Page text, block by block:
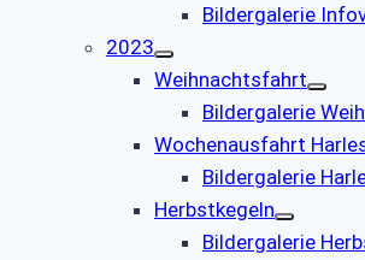
Bildergalerie
2023
Weihnachtsfahrt
Bildergalerie
Wochenausfahrt
Bildergalerie
Herbstkegeln
Bildergalerie